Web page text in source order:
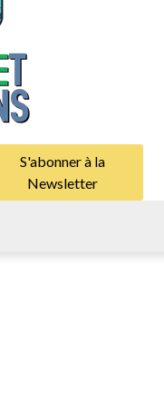
S'abonner à la
Newsletter